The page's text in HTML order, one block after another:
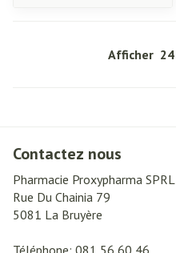
Afficher
Contactez nous
Pharmacie Proxypharma SPRL
Rue Du Chainia 79
5081 La Bruyère
Téléphone: 081 56 60 46